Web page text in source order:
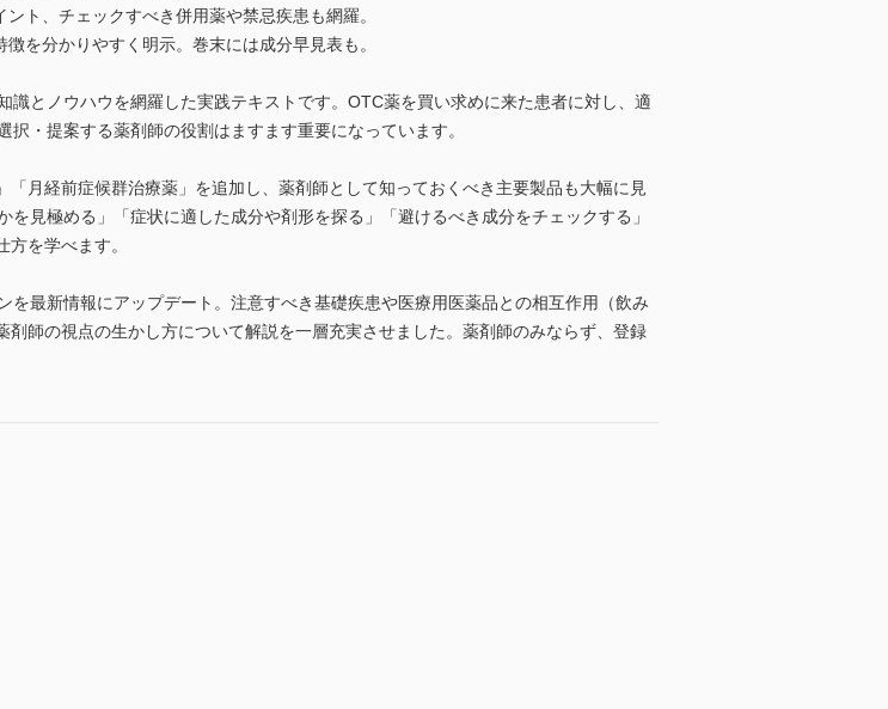
ト、チェックすべき併用薬や禁忌疾患も網羅。
を分かりやすく明示。巻末には成分早見表も。
とノウハウを網羅した実践テキストです。OTC薬を買い求めに来た患者に対し、適
・提案する薬剤師の役割はますます重要になっています。
月経前症候群治療薬」を追加し、薬剤師として知っておくべき主要製品も大幅に見
見極める」「症状に適した成分や剤形を探る」「避けるべき成分をチェックする」
を学べます。
最新情報にアップデート。注意すべき基礎疾患や医療用医薬品との相互作用（飲み
師の視点の生かし方について解説を一層充実させました。薬剤師のみならず、登録